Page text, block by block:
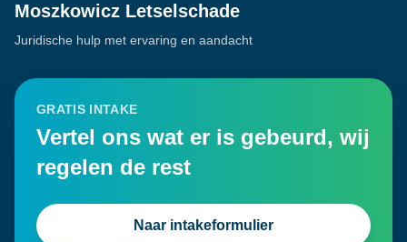
Moszkowicz Letselschade
Juridische hulp met ervaring en aandacht
GRATIS INTAKE
Vertel ons wat er is gebeurd, wij
regelen de rest
Naar intakeformulier